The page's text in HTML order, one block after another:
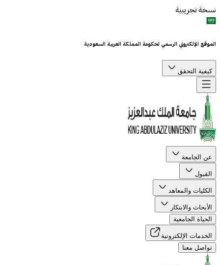
نسخة تجريبية
الموقع الإلكتروني الرسمي لحكومة المملكة العربية السعودية
كيفية التحقق
عن الجامعة
القبول
الكليات والمعاهد
الأبحاث والابتكار
الحياة الجامعية
الخدمات الإلكترونية
تواصل معنا